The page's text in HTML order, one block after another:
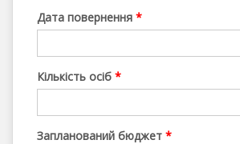
Дата повернення *
Кількість осіб *
Запланований бюджет *